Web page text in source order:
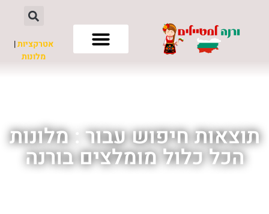
אטרקציות|
מלונות
תוצאות חיפוש עבור : מלונות
הכל כלול מומלצים בורנה